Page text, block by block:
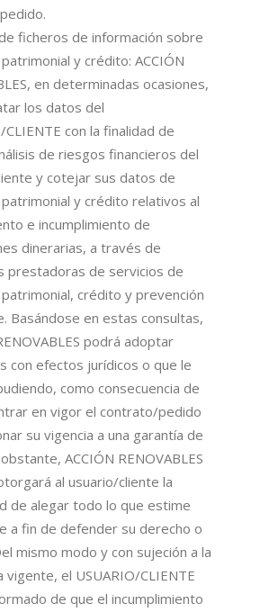
ficheros de información sobre
y crédito: ACCIÓN
en determinadas ocasiones,
los datos del
CLIENTE con la finalidad de
de riesgos financieros del
y cotejar sus datos de
y crédito relativos al
e incumplimiento de
dinerarias, a través de
prestadoras de servicios de
crédito y prevención
Basándose en estas consultas,
podrá adoptar
con efectos jurídicos o que le
como consecuencia de
en vigor el contrato/pedido
su vigencia a una garantía de
ACCIÓN RENOVABLES
al usuario/cliente la
de alegar todo lo que estime
a fin de defender su derecho o
mismo modo y con sujeción a la
vigente, el USUARIO/CLIENTE
de que el incumplimiento